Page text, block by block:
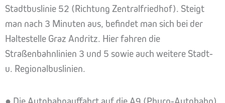
Stadtbuslinie 52 (Richtung Zentralfriedhof). Steigt
man nach 3 Minuten aus, befindet man sich bei der
Haltestelle Graz Andritz. Hier fahren die
Straßenbahnlinien 3 und 5 sowie auch weitere Stadt-
u. Regionalbuslinien.